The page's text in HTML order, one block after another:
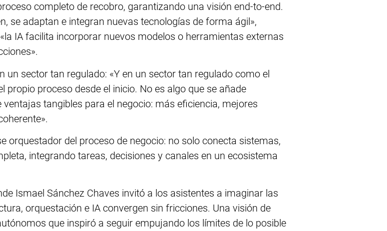
completo de recobro, garantizando una visión end-to-end.
se adaptan e integran nuevas tecnologías de forma ágil»,
IA facilita incorporar nuevos modelos o herramientas externas
un sector tan regulado: «Y en un sector tan regulado como el
propio proceso desde el inicio. No es algo que se añade
tangibles para el negocio: más eficiencia, mejores
orquestador del proceso de negocio: no solo conecta sistemas,
integrando tareas, decisiones y canales en un ecosistema
Ismael Sánchez Chaves invitó a los asistentes a imaginar las
orquestación e IA convergen sin fricciones. Una visión de
que inspiró a seguir empujando los límites de lo posible